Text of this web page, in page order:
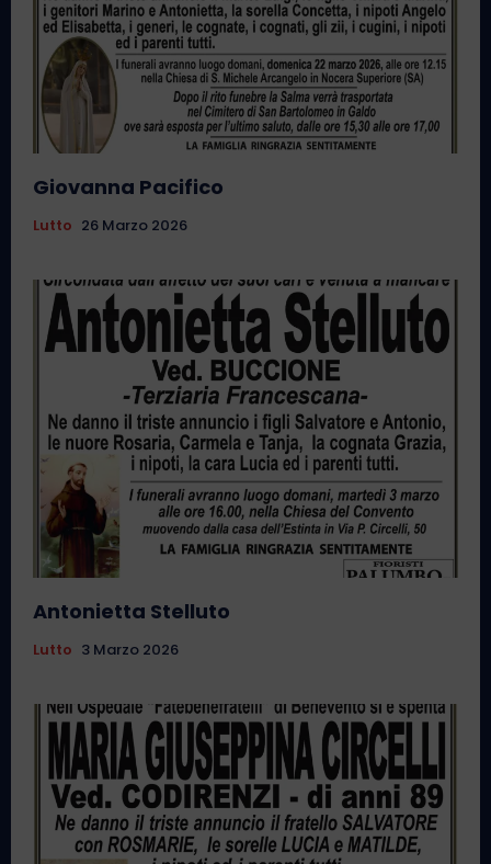
Giovanna Pacifico
Lutto 26 Marzo 2026
Antonietta Stelluto
Lutto 3 Marzo 2026